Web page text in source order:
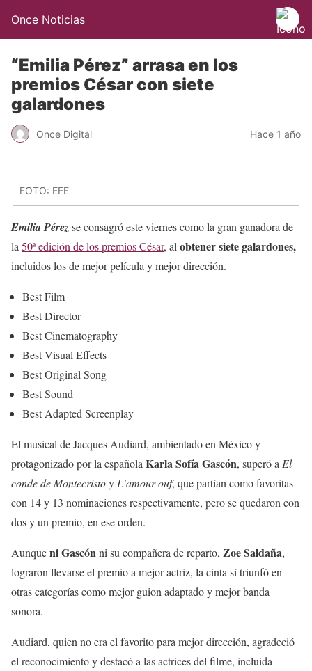
Once Noticias
“Emilia Pérez” arrasa en los
premios César con siete
galardones
Once Digital Hace 1 año
FOTO: EFE
Emilia Pérezse consagró este viernes como la gran ganadora de
la 50ª edición de los premios César, al obtener siete galardones,
incluidos los de mejor película y mejor dirección.
Best Film
Best Director
Best Cinematography
Best Visual Effects
Best Original Song
Best Sound
Best Adapted Screenplay
El musical de Jacques Audiard, ambientado en México y
protagonizado por la española Karla Sofía Gascón, superó a El
conde de Montecristoy L’amour ouf, que partían como favoritas
con 14 y 13 nominaciones respectivamente, pero se quedaron con
dos y un premio, en ese orden.
Aunqueni Gascónni su compañera de reparto, Zoe Saldaña,
lograron llevarse el premio a mejor actriz, la cinta sí triunfó en
otras categorías como mejor guion adaptado y mejor banda
sonora.
Audiard, quien no era el favorito para mejor dirección, agradeció
el reconocimiento y destacó a las actrices del filme, incluida